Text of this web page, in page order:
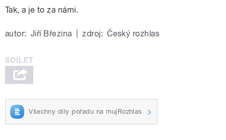
Tak, a je to za námi.
autor: Jiří Březina zdroj: Český rozhlas
Všechny díly pořadu na mujRozhlas